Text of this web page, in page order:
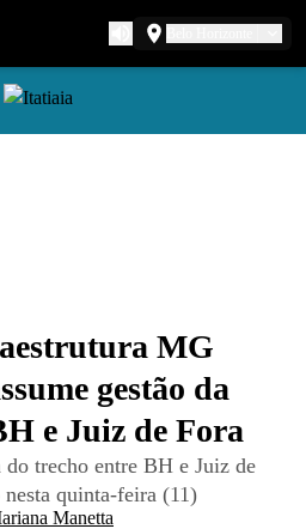
MG
gestão da
e Juiz de Fora
do trecho entre BH e Juiz de
quinta-feira (11)
Manetta